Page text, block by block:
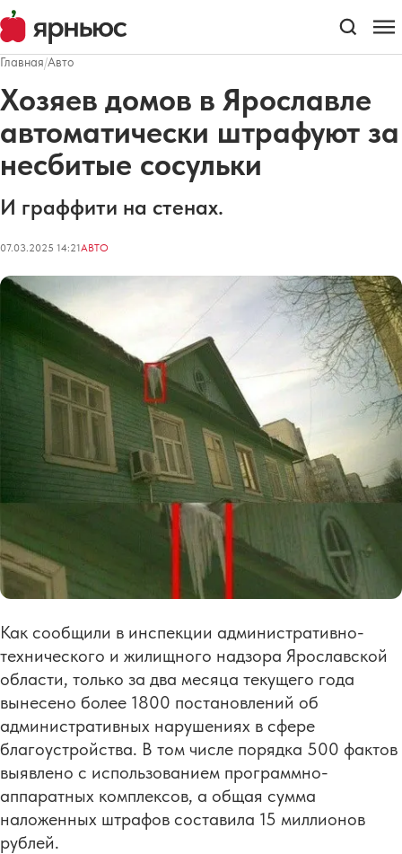
Главная/Авто
Хозяев домов в Ярославле
автоматически штрафуют за
несбитые сосульки
И граффити на стенах.
07.03.2025 14:21АВТО
Как сообщили в инспекции административно-
технического и жилищного надзора Ярославской
области, только за два месяца текущего года
вынесено более 1800 постановлений об
административных нарушениях в сфере
благоустройства. В том числе порядка 500 фактов
выявлено с использованием программно-
аппаратных комплексов, а общая сумма
наложенных штрафов составила 15 миллионов
рублей.